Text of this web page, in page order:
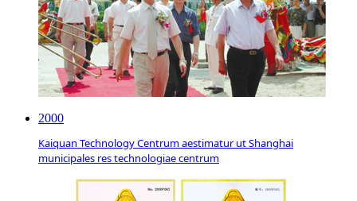
2000
Kaiquan Technology Centrum aestimatur ut Shanghai
municipales res technologiae centrum